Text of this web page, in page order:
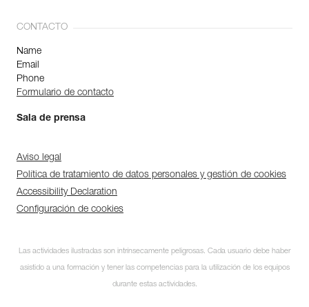
CONTACTO
Name
Email
Phone
Formulario de contacto
Sala de prensa
Aviso legal
Política de tratamiento de datos personales y gestión de cookies
Accessibility Declaration
Configuración de cookies
Las actividades ilustradas son intrínsecamente peligrosas. Cada usuario debe haber
asistido a una formación y tener las competencias para la utilización de los equipos
durante estas actividades.